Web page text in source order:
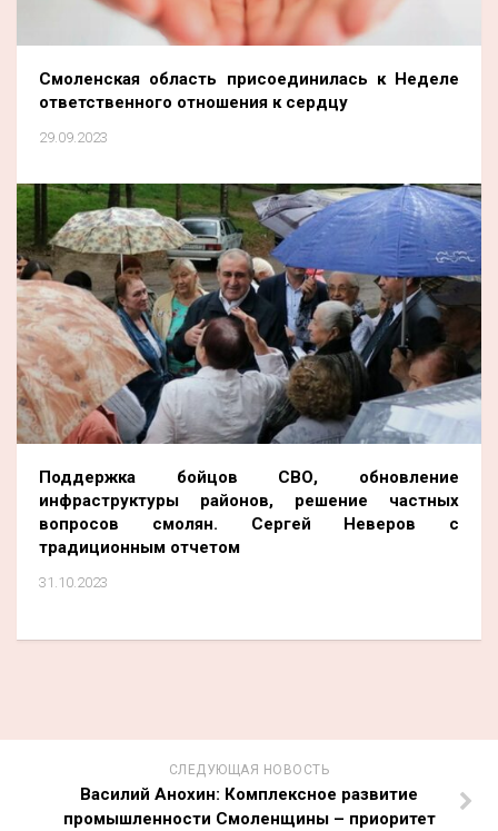
Смоленская область присоединилась к Неделе
ответственного отношения к сердцу
29.09.2023
Поддержка бойцов СВО, обновление
инфраструктуры районов, решение частных
вопросов смолян. Сергей Неверов с
традиционным отчетом
31.10.2023
СЛЕДУЮЩАЯ НОВОСТЬ
Василий Анохин: Комплексное развитие
промышленности Смоленщины – приоритет